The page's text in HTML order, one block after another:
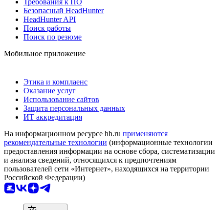
Безопасный HeadHunter
HeadHunter API
Поиск работы
Поиск по резюме
Мобильное приложение
Этика и комплаенс
Оказание услуг
Использование сайтов
Защита персональных данных
ИТ аккредитация
На информационном ресурсе hh.ru применяются
рекомендательные технологии (информационные технологии
предоставления информации на основе сбора, систематизации
и анализа сведений, относящихся к предпочтениям
пользователей сети «Интернет», находящихся на территории
Российской Федерации)